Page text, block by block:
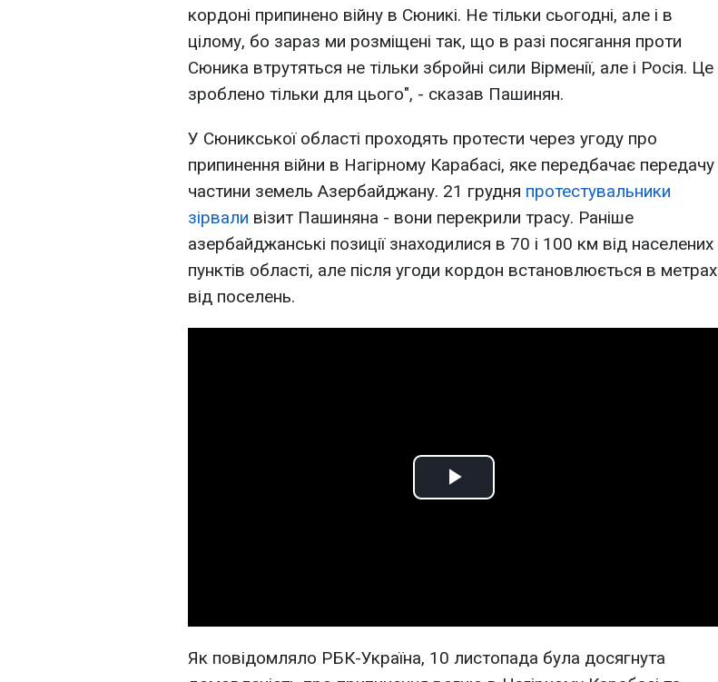
кордоні припинено війну в Сюникі. Не тільки сьогодні, але і в
цілому, бо зараз ми розміщені так, що в разі посягання проти
Сюника втрутяться не тільки збройні сили Вірменії, але і Росія. Це
зроблено тільки для цього", - сказав Пашинян.
У Сюникської області проходять протести через угоду про
припинення війни в Нагірному Карабасі, яке передбачає передачу
частини земель Азербайджану. 21 грудня протестувальники
зірвали візит Пашиняна - вони перекрили трасу. Раніше
азербайджанські позиції знаходилися в 70 і 100 км від населених
пунктів області, але після угоди кордон встановлюється в метрах
від поселень.
Play
Як повідомляло РБК-Україна, 10 листопада була досягнута